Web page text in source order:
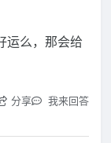
运么，那会给
分享 我来回答